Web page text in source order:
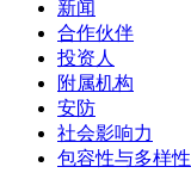
新闻
合作伙伴
投资人
附属机构
安防
社会影响力
包容性与多样性